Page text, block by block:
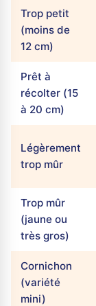
Trop petit
(moins de
12 cm)
Prêt à
récolter (15
à 20 cm)
Légèrement
trop mûr
Trop mûr
(jaune ou
très gros)
Cornichon
(variété
mini)